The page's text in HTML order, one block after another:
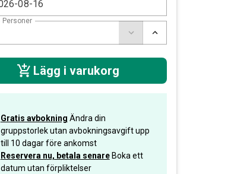
Personer
Lägg i varukorg
Gratis avbokning Ändra din
gruppstorlek utan avbokningsavgift upp
till 10 dagar före ankomst
Reservera nu, betala senareBoka ett
datum utan förpliktelser